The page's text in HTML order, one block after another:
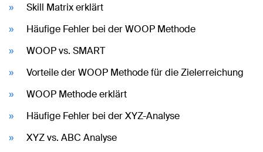
Skill Matrix erklärt
Häufige Fehler bei der WOOP Methode
WOOP vs. SMART
Vorteile der WOOP Methode für die Zielerreichung
WOOP Methode erklärt
Häufige Fehler bei der XYZ-Analyse
XYZ vs. ABC Analyse